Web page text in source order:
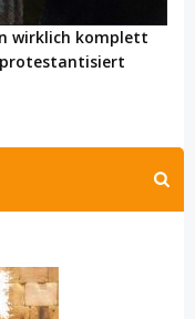
wirklich komplett
protestantisiert